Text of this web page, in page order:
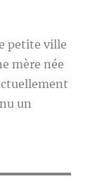
petite ville
mère née
un